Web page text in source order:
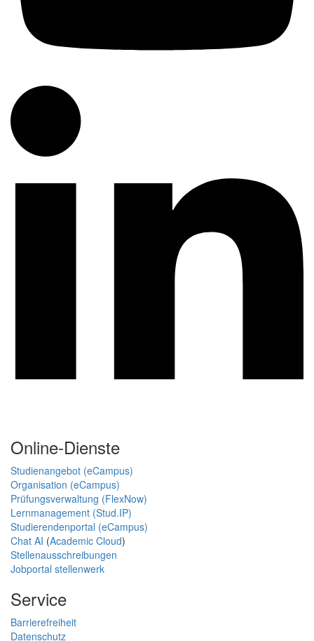
Online-Dienste
Studienangebot (eCampus)
Organisation (eCampus)
Prüfungsverwaltung (FlexNow)
Lernmanagement (Stud.IP)
Studierendenportal (eCampus)
Chat AI (Academic Cloud)
Stellenausschreibungen
Jobportal stellenwerk
Service
Barrierefreiheit
Datenschutz